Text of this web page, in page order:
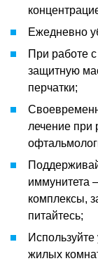
Ежедневно
При работе
защитную
перчатки;
лечение при
иммунитета
комплексы,
питайтесь;
жилых